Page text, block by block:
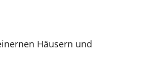
Häusern und